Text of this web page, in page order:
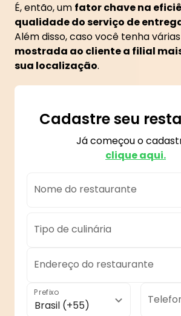
É, então, um fator chave na
qualidade do serviço de
Além disso, caso você tenha várias
mostrada ao cliente a filial
sua localização.
Cadastre seu
Já começou o
clique aqui.
Nome do restaurante
Tipo de culinária
Endereço do restaurante
Prefixo
Brasil (+55)